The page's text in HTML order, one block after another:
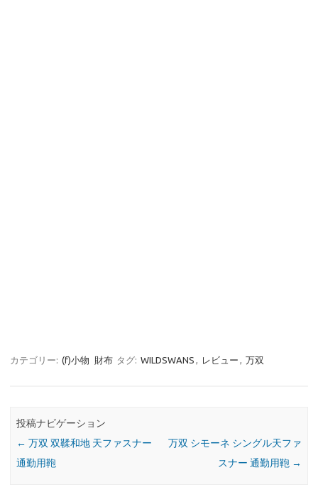
カテゴリー: (f)小物 財布 タグ: WILDSWANS , レビュー , 万双
投稿ナビゲーション
← 万双 双鞣和地 天ファスナー
通勤用鞄
万双 シモーネ シングル天ファ
スナー 通勤用鞄 →